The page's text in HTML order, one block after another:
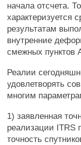
начала отсчета.
характеризуется
результатам
внутренние
смежных пунктов
Реалии
удовлетворять
многим
1) заявленная
реализации ITRS
точность